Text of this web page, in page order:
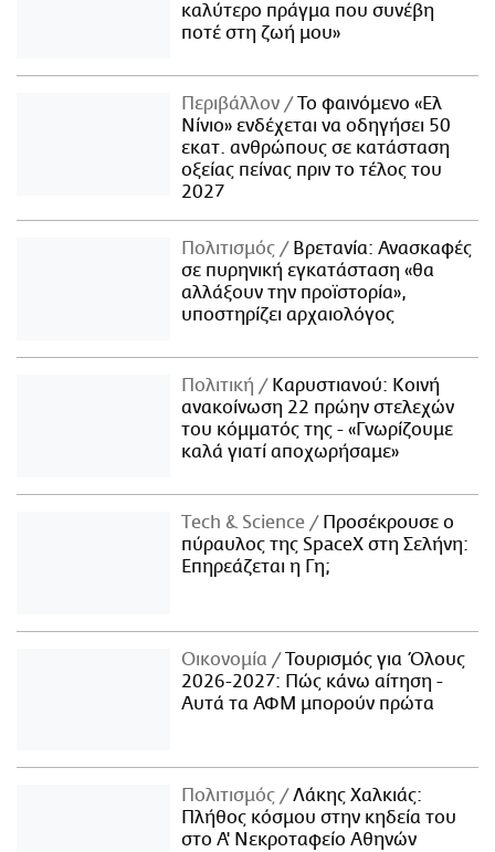
καλύτερο πράγμα που συνέβη
ποτέ στη ζωή μου»
Περιβάλλον
Το φαινόμενο «Ελ
Νίνιο» ενδέχεται να οδηγήσει 50
εκατ. ανθρώπους σε κατάσταση
οξείας πείνας πριν το τέλος του
2027
Πολιτισμός
Βρετανία: Ανασκαφές
σε πυρηνική εγκατάσταση «θα
αλλάξουν την προϊστορία»,
υποστηρίζει αρχαιολόγος
Πολιτική
Καρυστιανού: Κοινή
ανακοίνωση 22 πρώην στελεχών
του κόμματός της - «Γνωρίζουμε
καλά γιατί αποχωρήσαμε»
Τech & Science
Προσέκρουσε ο
πύραυλος της SpaceX στη Σελήνη:
Επηρεάζεται η Γη;
Οικονομία
Τουρισμός για Όλους
2026-2027: Πώς κάνω αίτηση -
Αυτά τα ΑΦΜ μπορούν πρώτα
Πολιτισμός
Λάκης Χαλκιάς:
Πλήθος κόσμου στην κηδεία του
στο Α' Νεκροταφείο Αθηνών